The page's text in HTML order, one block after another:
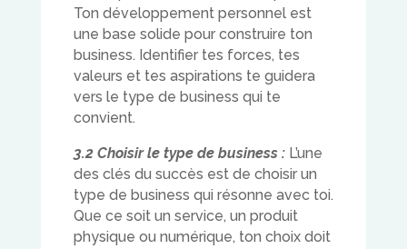
Ton développement personnel est
une base solide pour construire ton
business. Identifier tes forces, tes
valeurs et tes aspirations te guidera
vers le type de business qui te
convient.
3.2 Choisir le type de business : L’une
des clés du succès est de choisir un
type de business qui résonne avec toi.
Que ce soit un service, un produit
physique ou numérique, ton choix doit